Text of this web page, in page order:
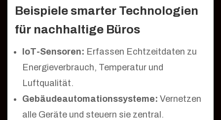
Beispiele smarter Technologien
für nachhaltige Büros
IoT-Sensoren: Erfassen Echtzeitdaten zu
Energieverbrauch, Temperatur und
Luftqualität.
Gebäudeautomationssysteme: Vernetzen
alle Geräte und steuern sie zentral.